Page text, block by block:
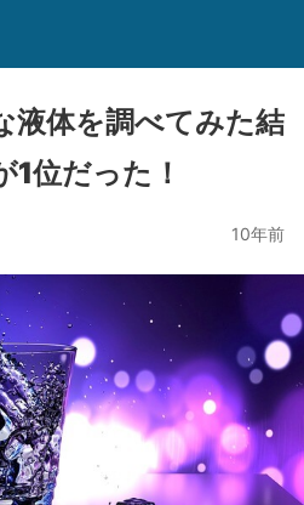
液体を調べてみた結
1位だった！
10年前